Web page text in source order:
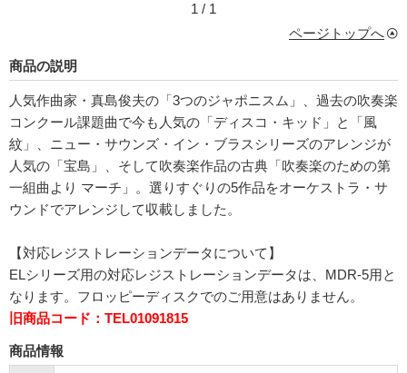
1 / 1
ページトップへ
商品の説明
人気作曲家・真島俊夫の「3つのジャポニスム」、過去の吹奏楽
コンクール課題曲で今も人気の「ディスコ・キッド」と「風
紋」、ニュー・サウンズ・イン・ブラスシリーズのアレンジが
人気の「宝島」、そして吹奏楽作品の古典「吹奏楽のための第
一組曲より マーチ」。選りすぐりの5作品をオーケストラ・サ
ウンドでアレンジして収載しました。
【対応レジストレーションデータについて】
ELシリーズ用の対応レジストレーションデータは、MDR-5用と
なります。フロッピーディスクでのご用意はありません。
旧商品コード：TEL01091815
商品情報